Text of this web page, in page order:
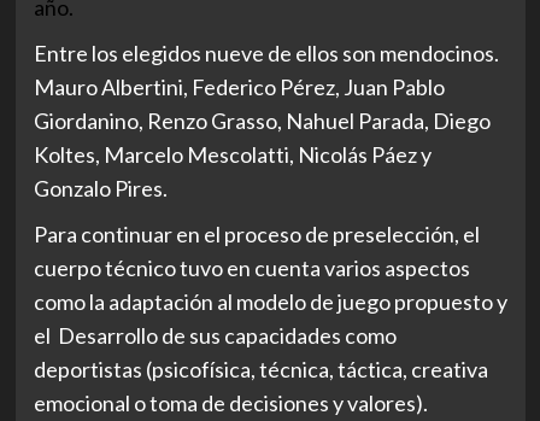
año.
Entre los elegidos nueve de ellos son mendocinos.
Mauro Albertini, Federico Pérez, Juan Pablo
Giordanino, Renzo Grasso, Nahuel Parada, Diego
Koltes, Marcelo Mescolatti, Nicolás Páez y
Gonzalo Pires.
Para continuar en el proceso de preselección, el
cuerpo técnico tuvo en cuenta varios aspectos
como la adaptación al modelo de juego propuesto y
el Desarrollo de sus capacidades como
deportistas (psicofísica, técnica, táctica, creativa
emocional o toma de decisiones y valores).